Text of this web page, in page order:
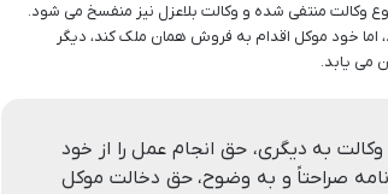
وکالت منتفی شده و وکالت بلاعزل نیز منفسخ می شود.
اما خود موکل اقدام به فروش همان ملک کند، دیگر
می یابد.
به دیگری، حق انجام عمل را از خود
صراحتاً و به وضوح، حق دخالت موکل